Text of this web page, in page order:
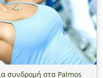
συνδρομή στα Palmos